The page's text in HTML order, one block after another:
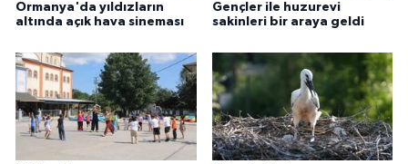
Ormanya'da yıldızların
altında açık hava sineması
Gençler ile huzurevi
sakinleri bir araya geldi